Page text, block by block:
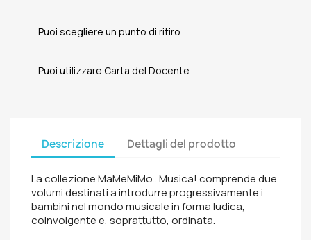
Puoi scegliere un punto di ritiro
Puoi utilizzare Carta del Docente
Descrizione Dettagli del prodotto
La collezione MaMeMiMo…Musica! comprende due
volumi destinati a introdurre progressivamente i
bambini nel mondo musicale in forma ludica,
coinvolgente e, soprattutto, ordinata.